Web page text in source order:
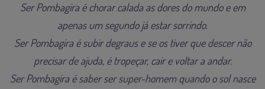
Ser Pombagira é chorar calada as dores do mundo e em
apenas um segundo já estar sorrindo.
Ser Pombagira é subir degraus e se os tiver que descer não
precisar de ajuda, é tropeçar, cair e voltar a andar.
Ser Pombagira é saber ser super-homem quando o sol nasce